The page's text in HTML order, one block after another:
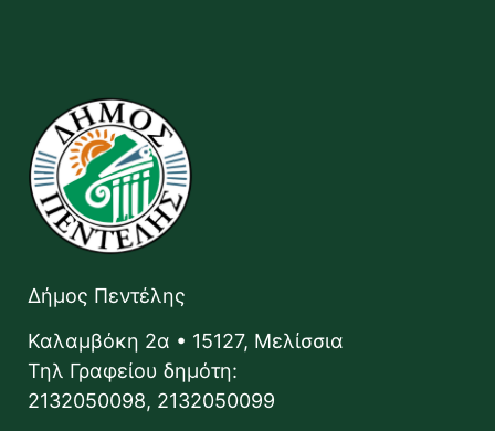
Δήμος Πεντέλης
Καλαμβόκη 2α • 15127, Μελίσσια
Τηλ Γραφείου δημότη:
2132050098, 2132050099